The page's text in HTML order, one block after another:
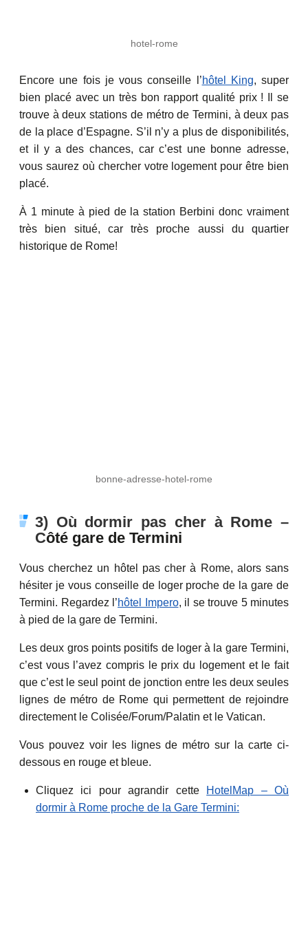
hotel-rome
Encore une fois je vous conseille l’hôtel King, super
bien placé avec un très bon rapport qualité prix ! Il se
trouve à deux stations de métro de Termini, à deux pas
de la place d’Espagne. S’il n’y a plus de disponibilités,
et il y a des chances, car c’est une bonne adresse,
vous saurez où chercher votre logement pour être bien
placé.
À 1 minute à pied de la station Berbini donc vraiment
très bien situé, car très proche aussi du quartier
historique de Rome!
bonne-adresse-hotel-rome
3) Où dormir pas cher à Rome –
Côté gare de Termini
Vous cherchez un hôtel pas cher à Rome, alors sans
hésiter je vous conseille de loger proche de la gare de
Termini. Regardez l’hôtel Impero, il se trouve 5 minutes
à pied de la gare de Termini.
Les deux gros points positifs de loger à la gare Termini,
c’est vous l’avez compris le prix du logement et le fait
que c’est le seul point de jonction entre les deux seules
lignes de métro de Rome qui permettent de rejoindre
directement le Colisée/Forum/Palatin et le Vatican.
Vous pouvez voir les lignes de métro sur la carte ci-
dessous en rouge et bleue.
Cliquez ici pour agrandir cette
HotelMap – Où
dormir à Rome proche de la Gare Termini: